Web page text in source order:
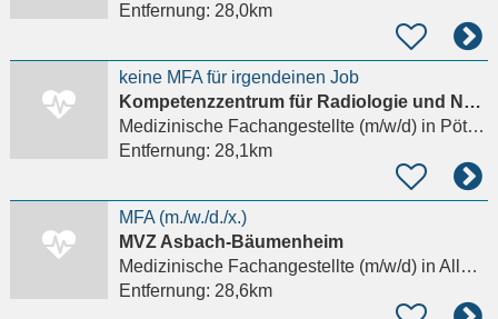
Entfernung: 28,0km
keine MFA für irgendeinen Job
Kompetenzzentrum für Radiologie und Nuklearmedizin Dres. Boos & Moog
Medizinische Fachangestellte (m/w/d)in Pöttmes
Entfernung: 28,1km
MFA (m./w./d./x.)
MVZ Asbach-Bäumenheim
Medizinische Fachangestellte (m/w/d)in Allmannshofen
Entfernung: 28,6km